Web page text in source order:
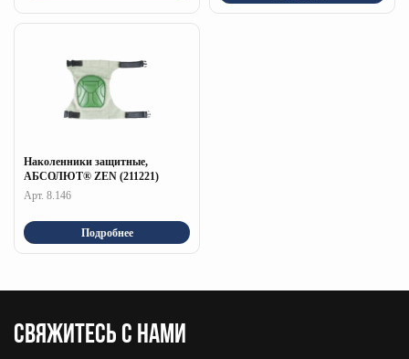
Наколенники защитные,
АБСОЛЮТ® ZEN (211221)
Арт. 8.146
Подробнее
CВЯЖИТЕСЬ С НАМИ